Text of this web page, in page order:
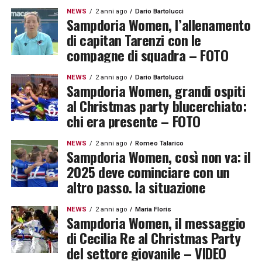
NEWS 2 anni ago Dario Bartolucci
Sampdoria Women, l’allenamento
di capitan Tarenzi con le
compagne di squadra – FOTO
NEWS 2 anni ago Dario Bartolucci
Sampdoria Women, grandi ospiti
al Christmas party blucerchiato:
chi era presente – FOTO
NEWS 2 anni ago Romeo Talarico
Sampdoria Women, così non va: il
2025 deve cominciare con un
altro passo. la situazione
NEWS 2 anni ago Maria Floris
Sampdoria Women, il messaggio
di Cecilia Re al Christmas Party
del settore giovanile – VIDEO